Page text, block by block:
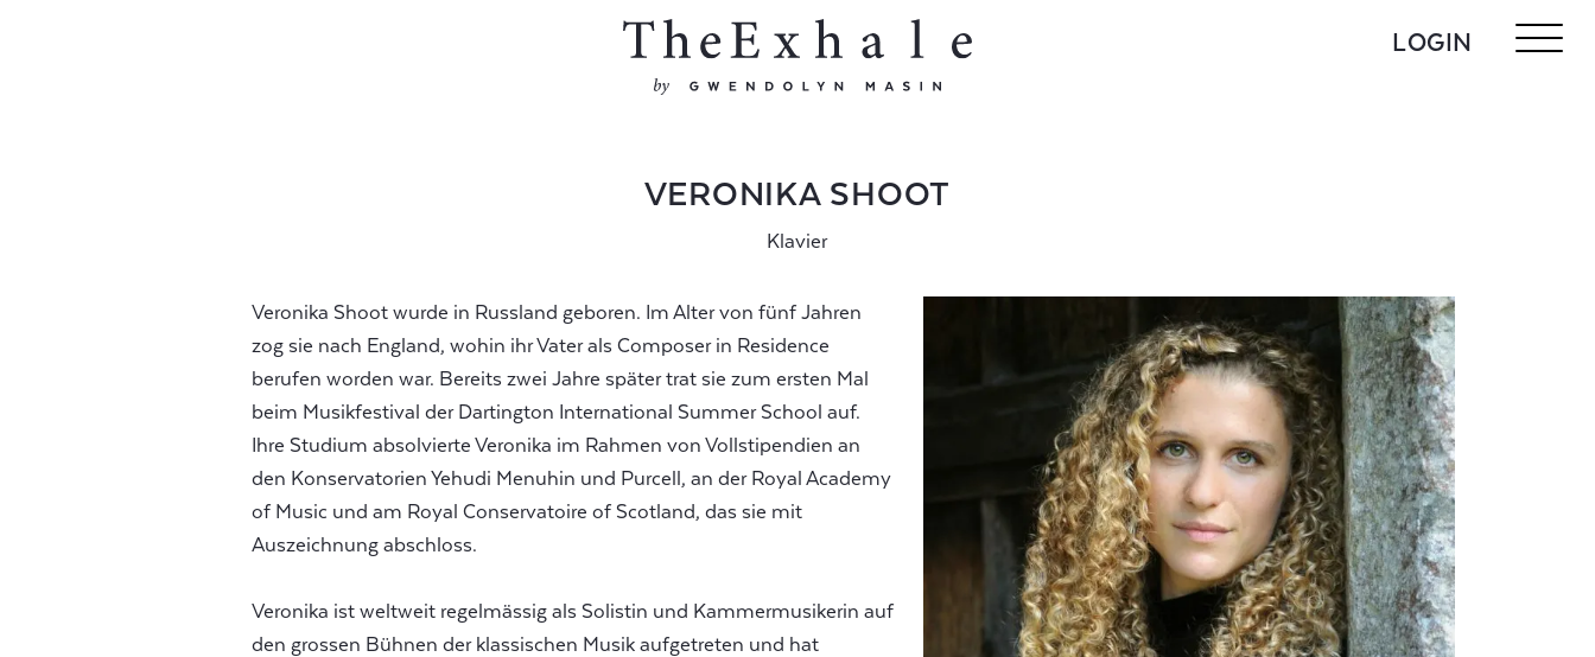
LOGIN
VERONIKA SHOOT
Klavier
Veronika Shoot wurde in Russland geboren. Im Alter von fünf Jahren
zog sie nach England, wohin ihr Vater als Composer in Residence
berufen worden war. Bereits zwei Jahre später trat sie zum ersten Mal
beim Musikfestival der Dartington International Summer School auf.
Ihre Studium absolvierte Veronika im Rahmen von Vollstipendien an
den Konservatorien Yehudi Menuhin und Purcell, an der Royal Academy
of Music und am Royal Conservatoire of Scotland, das sie mit
Auszeichnung abschloss.
Veronika ist weltweit regelmässig als Solistin und Kammermusikerin auf
den grossen Bühnen der klassischen Musik aufgetreten und hat